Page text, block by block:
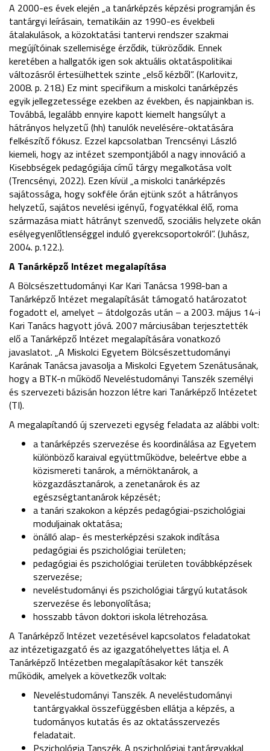
A 2000-es évek elején „a tanárképzés képzési programján és
tantárgyi leírásain, tematikáin az 1990-es évekbeli
átalakulások, a közoktatási tantervi rendszer szakmai
megújítóinak szellemisége érződik, tükröződik. Ennek
keretében a hallgatók igen sok aktuális oktatáspolitikai
változásról értesülhettek szinte „első kézből”. (Karlovitz,
2008. p. 218.) Ez mint specifikum a miskolci tanárképzés
egyik jellegzetessége ezekben az években, és napjainkban is.
Továbbá, legalább ennyire kapott kiemelt hangsúlyt a
hátrányos helyzetű (hh) tanulók nevelésére-oktatására
felkészítő fókusz. Ezzel kapcsolatban Trencsényi László
kiemeli, hogy az intézet szempontjából a nagy innováció a
Kisebbségek pedagógiája című tárgy megalkotása volt
(Trencsényi, 2022). Ezen kívül „a miskolci tanárképzés
sajátossága, hogy sokféle órán ejtünk szót a hátrányos
helyzetű, sajátos nevelési igényű, fogyatékkal élő, roma
származása miatt hátrányt szenvedő, szociális helyzete okán
esélyegyenlőtlenséggel induló gyerekcsoportokról”. (Juhász,
2004. p.122.).
A Tanárképző Intézet megalapítása
A Bölcsészettudományi Kar Kari Tanácsa 1998-ban a
Tanárképző Intézet megalapítását támogató határozatot
fogadott el, amelyet – átdolgozás után – a 2003. május 14-i
Kari Tanács hagyott jóvá. 2007 márciusában terjesztették
elő a Tanárképző Intézet megalapítására vonatkozó
javaslatot. „A Miskolci Egyetem Bölcsészettudományi
Karának Tanácsa javasolja a Miskolci Egyetem Szenátusának,
hogy a BTK-n működő Neveléstudományi Tanszék személyi
és szervezeti bázisán hozzon létre kari Tanárképző Intézetet
(TI).
A megalapítandó új szervezeti egység feladata az alábbi volt:
a tanárképzés szervezése és koordinálása az Egyetem
különböző karaival együttműködve, beleértve ebbe a
közismereti tanárok, a mérnöktanárok, a
közgazdásztanárok, a zenetanárok és az
egészségtantanárok képzését;
a tanári szakokon a képzés pedagógiai-pszichológiai
moduljainak oktatása;
önálló alap- és mesterképzési szakok indítása
pedagógiai és pszichológiai területen;
pedagógiai és pszichológiai területen továbbképzések
szervezése;
neveléstudományi és pszichológiai tárgyú kutatások
szervezése és lebonyolítása;
hosszabb távon doktori iskola létrehozása.
A Tanárképző Intézet vezetésével kapcsolatos feladatokat
az intézetigazgató és az igazgatóhelyettes látja el. A
Tanárképző Intézetben megalapításakor két tanszék
működik, amelyek a következők voltak:
Neveléstudományi Tanszék. A neveléstudományi
tantárgyakkal összefüggésben ellátja a képzés, a
tudományos kutatás és az oktatásszervezés
feladatait.
Pszichológia Tanszék. A pszichológiai tantárgyakkal